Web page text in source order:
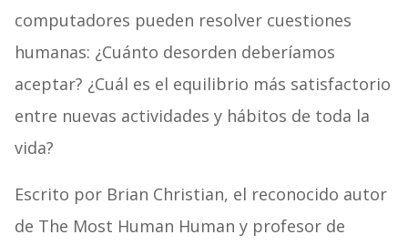
computadores pueden resolver cuestiones
humanas: ¿Cuánto desorden deberíamos
aceptar? ¿Cuál es el equilibrio más satisfactorio
entre nuevas actividades y hábitos de toda la
vida?
Escrito por Brian Christian, el reconocido autor
de The Most Human Human y profesor de